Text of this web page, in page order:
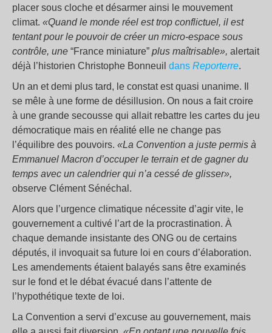
placer sous cloche et désarmer ainsi le mouvement
climat. «Quand le monde réel est trop conflictuel, il est
tentant pour le pouvoir de créer un micro-espace sous
contrôle, une “France miniature” plus maîtrisable», alertait
déjà l’historien Christophe Bonneuil dans Reporterre.
Un an et demi plus tard, le constat est quasi unanime. Il
se mêle à une forme de désillusion. On nous a fait croire
à une grande secousse qui allait rebattre les cartes du jeu
démocratique mais en réalité elle ne change pas
l’équilibre des pouvoirs. «La Convention a juste permis à
Emmanuel Macron d’occuper le terrain et de gagner du
temps avec un calendrier qui n’a cessé de glisser»,
observe Clément Sénéchal.
Alors que l’urgence climatique nécessite d’agir vite, le
gouvernement a cultivé l’art de la procrastination. À
chaque demande insistante des ONG ou de certains
députés, il invoquait sa future loi en cours d’élaboration.
Les amendements étaient balayés sans être examinés
sur le fond et le débat évacué dans l’attente de
l’hypothétique texte de loi.
La Convention a servi d’excuse au gouvernement, mais